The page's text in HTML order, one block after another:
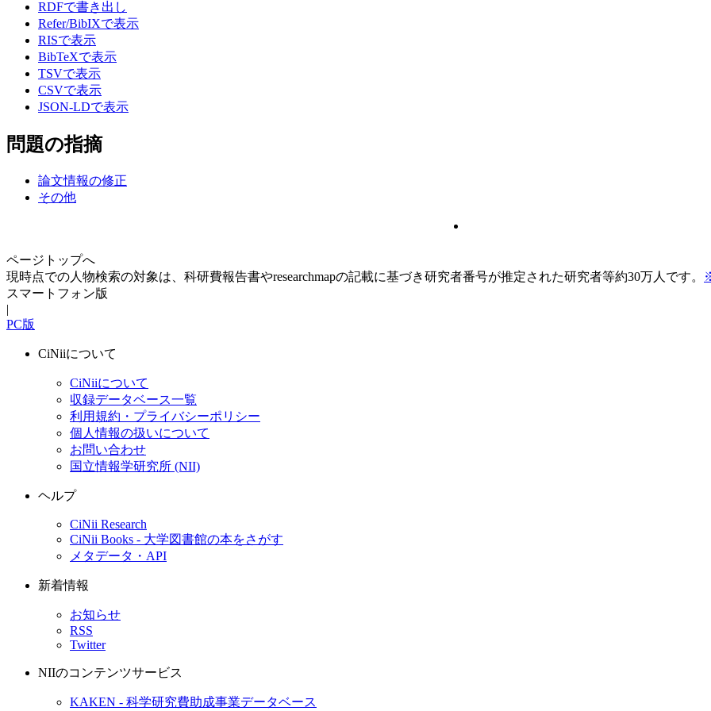
RDFで書き出し
Refer/BibIXで表示
RISで表示
BibTeXで表示
TSVで表示
CSVで表示
JSON-LDで表示
問題の指摘
論文情報の修正
その他
ページトップへ
現時点での人物検索の対象は、科研費報告書やresearchmapの記載に基づき研究者番号が推定された研究者等約30万人です。
スマートフォン版
|
PC版
CiNiiについて
CiNiiについて
収録データベース一覧
利用規約・プライバシーポリシー
個人情報の扱いについて
お問い合わせ
国立情報学研究所 (NII)
ヘルプ
CiNii Research
CiNii Books - 大学図書館の本をさがす
メタデータ・API
新着情報
お知らせ
RSS
Twitter
NIIのコンテンツサービス
KAKEN - 科学研究費助成事業データベース